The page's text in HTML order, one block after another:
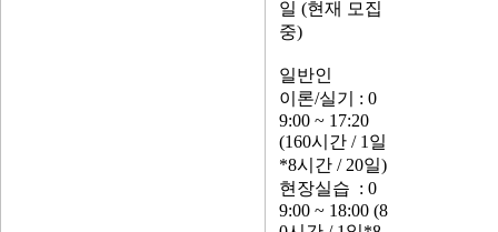
일 (현재 모집
중)
일반인
이론/실기 : 0
9:00 ~ 17:20
(160시간 / 1일
*8시간 / 20일)
현장실습 : 0
9:00 ~ 18:00 (8